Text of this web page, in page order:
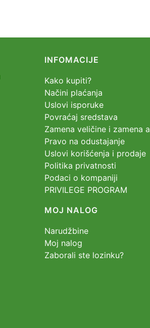
INFOMACIJE
Kako kupiti?
Načini plaćanja
Uslovi isporuke
Povraćaj sredstava
Zamena veličine i zamena
Pravo na odustajanje
Uslovi korišćenja i prodaje
Politika privatnosti
Podaci o kompaniji
PRIVILEGE PROGRAM
MOJ NALOG
Narudžbine
Moj nalog
Zaborali ste lozinku?